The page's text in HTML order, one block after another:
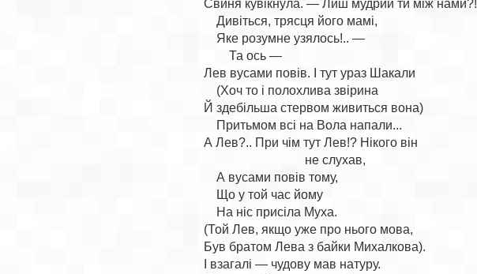
Свиня кувікнула. — Лиш мудрий ти між нами?!
    Дивіться, трясця його мамі,
    Яке розумне узялось!.. —
        Та ось —
Лев вусами повів. І тут ураз Шакали
    (Хоч то і полохлива звірина
Й здебільша стервом живиться вона)
    Притьмом всі на Вола напали...
А Лев?.. При чім тут Лев!? Нікого він
                                не слухав,
    А вусами повів тому,
    Що у той час йому
    На ніс присіла Муха.
(Той Лев, якщо уже про нього мова,
Був братом Лева з байки Михалкова).
І взагалі — чудову мав натуру.